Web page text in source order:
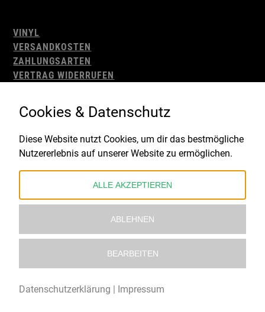
VINYL
VERSANDKOSTEN
ZAHLUNGSARTEN
VERTRAG WIDERRUFEN
WIDERRUFSBELEHRUNG
IMPRESSUM
Gefördert durch:
Cookies & Datenschutz
Diese Website nutzt Cookies, um dir das bestmögliche
Nutzererlebnis auf unserer Website zu ermöglichen.
ALLE AKZEPTIEREN
ABLEHNEN
BEARBEITEN
Datenschutzerklärung | Impressum